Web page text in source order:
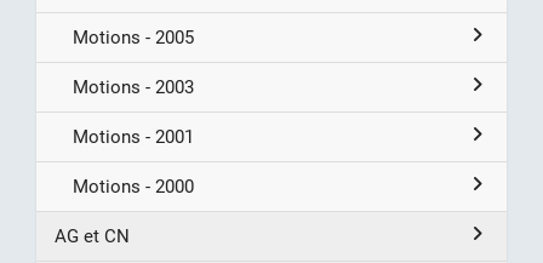
Motions - 2005
Motions - 2003
Motions - 2001
Motions - 2000
AG et CN